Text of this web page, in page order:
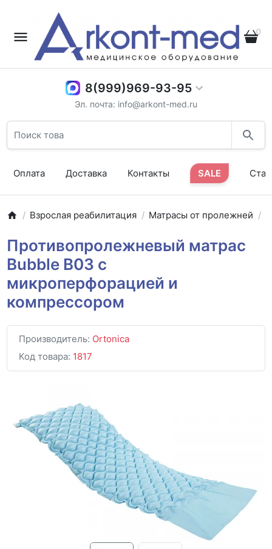
0
8(999)969-93-95
Эл. почта: info@arkont-med.ru
Оплата Доставка Контакты SALE
Взрослая реабилитация Матрасы от пролежней
Противопролежневый матрас
Bubble B03 с
микроперфорацией и
компрессором
Производитель: Ortonica
Код товара: 1817